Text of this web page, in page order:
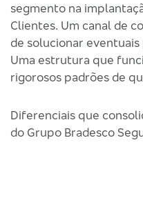
segmento na
Clientes. Um canal de
de solucionar
Uma estrutura que
rigorosos padrões de
Diferenciais que
do Grupo Bradesco